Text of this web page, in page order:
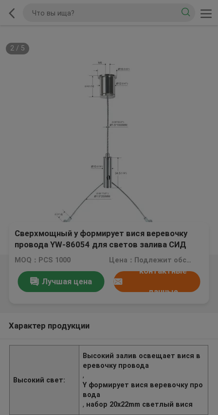
2/ 5
Сверхмощный y формирует вися веревочку
провода YW-86054 для светов залива СИД
высоких
MOQ：PCS 1000 Цена：Подлежит обсуждению
Лучшая цена
контактные
данные
Характер продукции
Высокий свет:
Высокий залив освещает вися в
еревочку провода
,
Y формирует вися веревочку про
вода
, набор 20x22mm светлый вися